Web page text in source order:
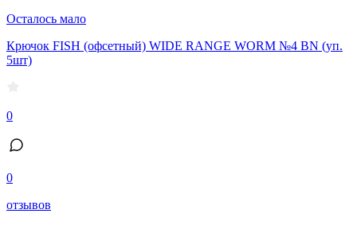
Осталось мало
Крючок FISH (офсетный) WIDE RANGE WORM №4 BN (уп.
5шт)
0
0
отзывов